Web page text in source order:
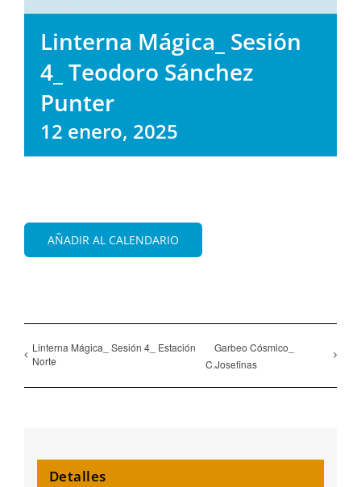
Linterna Mágica_ Sesión
4_ Teodoro Sánchez
Punter
12 enero, 2025
AÑADIR AL CALENDARIO
Linterna Mágica_ Sesión 4_ Estación
Norte
Garbeo Cósmico_
C.Josefinas
Detalles